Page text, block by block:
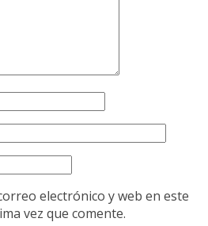
electrónico y web en este
vez que comente.